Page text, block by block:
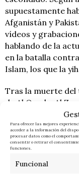
Para ofrecer las mejores
acceder a la información del
procesar datos como el
consentir o retirar el
funciones.
Funcional
supuestamente
Afganistán y
vídeos y
hablando de la
en la batalla
Islam, los que la
Tras la muerte
de Al Qaeda, Al
organización. Ello
pérdida del poder
pero sin un
sucesivas
mala salud del